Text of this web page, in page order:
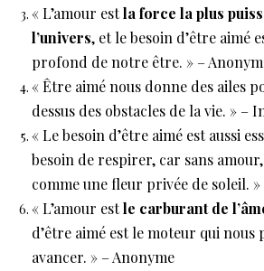
« L’amour estla force la plus
l’univers, et le besoin d’être aimé
profond de notre être. » –
« Être aimé nous donne des ailes
dessus des obstacles de la vie. » –
« Le besoin d’être aimé est aussi
besoin de respirer, car sans
comme une fleur privée de soleil.
« L’amour estle carburant de
d’être aimé est le moteur qui nous
avancer. » – Anonyme